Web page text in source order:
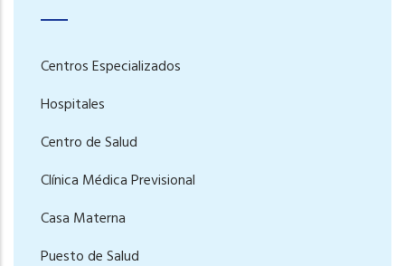
Centros Especializados
Hospitales
Centro de Salud
Clínica Médica Previsional
Casa Materna
Puesto de Salud